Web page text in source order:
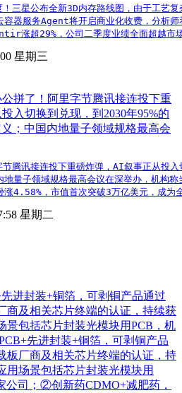
三星公布全新3D内存路线图，由于工艺复
服务Agent将开启商业化收费，分析师
超29%，公司二季度业绩全面超越市场
星期三
公拼了！阿里字节腾讯接连投下重
入切换到兑现，到2030年95%的
；中国内地量子领域规格最高会
腾讯接连投下重磅炸弹，AI叙事正从投入
子领域规格最高会议在深举办，机构称
，市值首次突破3万亿美元，成为全
星期二
先进封装+铜箔，可剥铜产品通过
商及相关芯片终端的认证，持续获
景包括芯片封装光模块用PCB，机
先进封装+铜箔，可剥铜产品
板厂商及相关芯片终端的认证，持
用场景包括芯片封装光模块用
公司；②创新药CDMO+减肥药，